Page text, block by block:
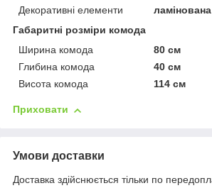
Декоративні елементи
Габаритні розміри комода
Ширина комода
80 см
Глибина комода
40 см
Висота комода
114 см
Приховати
Умови доставки
Доставка здійснюється тільки по